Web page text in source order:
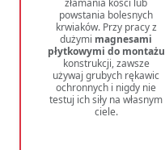
złamania kości lub
powstania bolesnych
krwiaków. Przy pracy z
dużymi magnesami
płytkowymi do montażu
konstrukcji, zawsze
używaj grubych rękawic
ochronnych i nigdy nie
testuj ich siły na własnym
ciele.